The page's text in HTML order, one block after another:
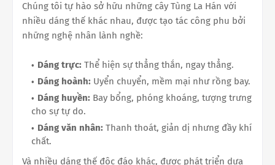
Chúng tôi tự hào sở hữu những cây Tùng La Hán với
nhiều dáng thế khác nhau, được tạo tác công phu bởi
những nghệ nhân lành nghề:
Dáng trực: Thể hiện sự thẳng thắn, ngay thẳng.
Dáng hoành: Uyển chuyển, mềm mại như rồng bay.
Dáng huyền: Bay bổng, phóng khoáng, tượng trưng
cho sự tự do.
Dáng văn nhân: Thanh thoát, giản dị nhưng đầy khí
chất.
Và nhiều dáng thế độc đáo khác, được phát triển dựa